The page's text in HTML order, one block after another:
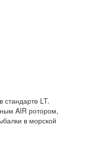
стандарте LT.
AIR ротором,
в морской